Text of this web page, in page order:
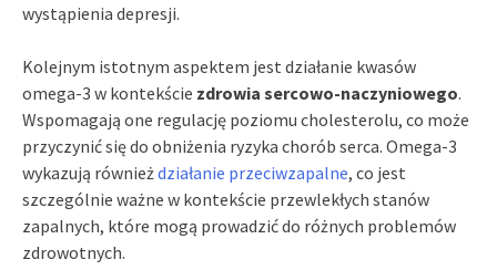
wystąpienia depresji.
Kolejnym istotnym aspektem jest działanie kwasów
omega-3 w kontekście zdrowia sercowo-naczyniowego.
Wspomagają one regulację poziomu cholesterolu, co może
przyczynić się do obniżenia ryzyka chorób serca. Omega-3
wykazują równieżdziałanie przeciwzapalne, co jest
szczególnie ważne w kontekście przewlekłych stanów
zapalnych, które mogą prowadzić do różnych problemów
zdrowotnych.